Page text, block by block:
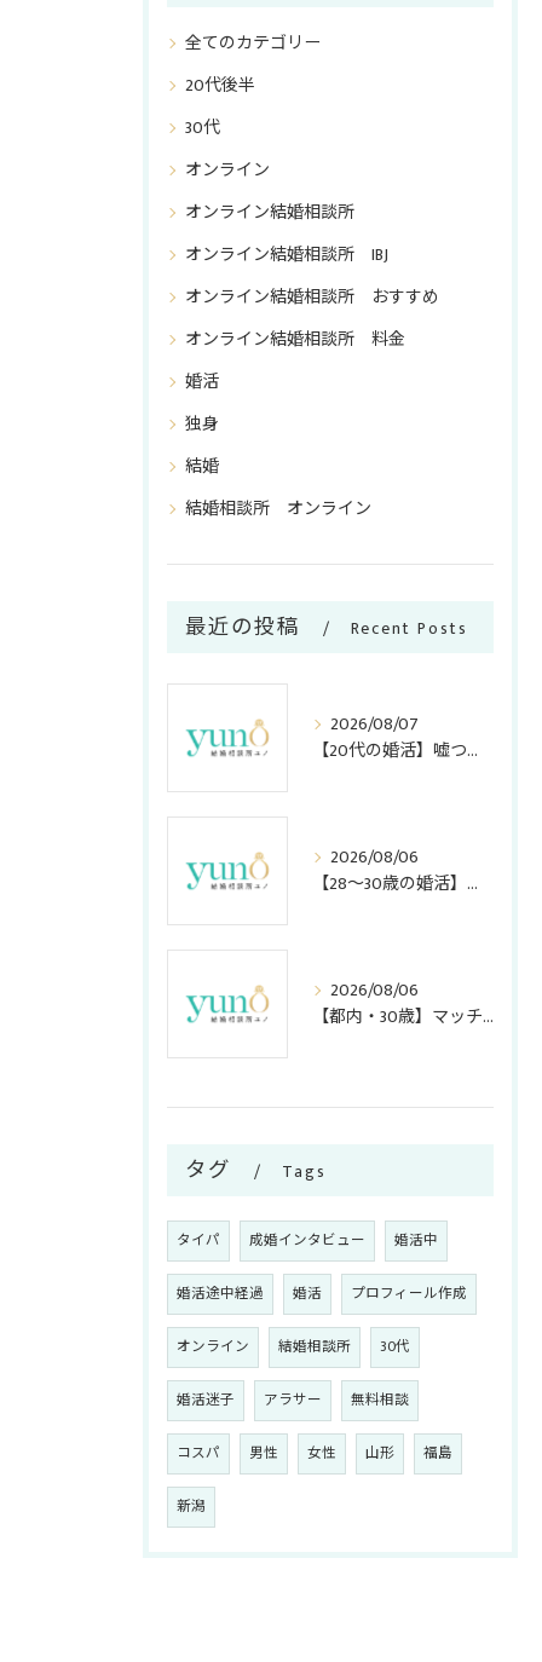
全てのカテゴリー
20代後半
30代
オンライン
オンライン結婚相談所
オンライン結婚相談所 IBJ
オンライン結婚相談所 おすすめ
オンライン結婚相談所 料金
婚活
独身
結婚
結婚相談所 オンライン
最近の投稿 Recent Posts
2026/08/07
【20代の婚活】嘘つき・既婚者ゼロ！「身元保証」で安心なオンライン結婚相談所の活用法
2026/08/06
【28〜30歳の婚活】時間を溶かす前に！アプリを卒業して結婚相談所に乗り換えるべきサイン
2026/08/06
【都内・30歳】マッチングアプリの「リアルな現実」とは？オンライン結婚相談所で勝つ攻略ガイド
タグ Tags
タイパ 成婚インタビュー 婚活中
婚活途中経過 婚活 プロフィール作成
オンライン 結婚相談所 30代
婚活迷子 アラサー 無料相談
コスパ 男性 女性 山形 福島
新潟